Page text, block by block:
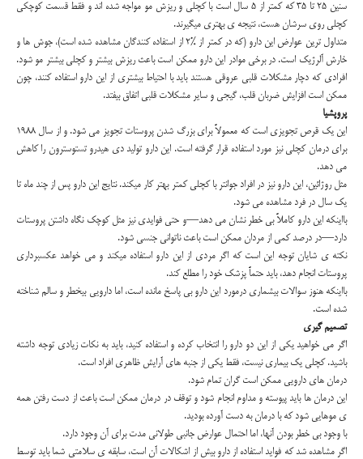
سنین 25 تا 35 که کمتر از 5 سال است با کچلی و ریزش مو مواجه شده اند و فقط قسمت کوچکی
کچلی روی سرشان هست، نتیجه ی بهتری میگیرند.
متداول ترین عوارض این دارو (که در کمتر از %2 از استفاده کنندگان مشاهده شده است)، جوش ها و
خارش آلرژیک است. در برخی موادر این دارو ممکن است باعث ریزش بیشتر و کچلی بیشتر مو شود.
افرادی که دچار مشکلات قلبی عروقی هستند باید با احتیاط بیشتری از این دارو استفاده کنند، چون
ممکن است افزایش ضربان قلب، گیجی و سایر مشکلات قلبی اتفاق بیفتد.
پروپشیا
این یک قرص تجویزی است که معمولاً برای بزرگ شدن پروستات تجویز می شود. و از سال 1988
برای درمان کچلی نیز مورد استفاده قرار گرفته است. این دارو تولید دی هیدرو تستوسترون را کاهش
می دهد.
مثل روژائین، این دارو نیز در افراد جوانتر با کچلی کمتر بهتر کار میکند. نتایج این دارو پس از چند ماه تا
یک سال در فرد مشاهده می شود.
بااینکه این دارو کاملاً بی خطر نشان می دهد—و حتی فوایدی نیز مثل کوچک نگاه داشتن پروستات
دارد—در درصد کمی از مردان ممکن است باعث ناتوانی جنسی شود.
نکته ی شایان توجه این است که اگر مردی از این دارو استفاده میکند و می خواهد عکسبرداری
پروستات انجام دهد، باید حتماً پزشک خود را مطلع کند.
بااینکه هنوز سوالات بیشماری درمورد این دارو بی پاسخ مانده است، اما دارویی بیخطر و سالم شناخته
شده است.
تصمیم گیری
اگر می خواهید یکی از این دو دارو را انتخاب کرده و استفاده کنید، باید به نکات زیادی توجه داشته
باشید. کچلی یک بیماری نیست، فقط یکی از جنبه های آرایش ظاهری افراد است.
درمان های دارویی ممکن است گران تمام شود.
این درمان ها باید پیوسته و مداوم انجام شود و توقف در درمان ممکن است باعث از دست رفتن همه
ی موهایی شود که با درمان به دست آورده بودید.
با وجود بی خطر بودن آنها، اما احتمال عوارض جانبی طولانی مدت برای آن وجود دارد.
اگر مشاهده شد که فواید استفاده از دارو بیش از اشکالات آن است، سابقه ی سلامتی شما باید توسط